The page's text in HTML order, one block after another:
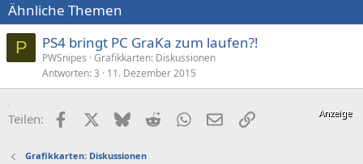
Ähnliche Themen
P PS4 bringt PC GraKa zum laufen?!
PWSnipes Grafikkarten: Diskussionen
Antworten 3 11. Dezember 2015
Teilen: FacebookX (Twitter)
BlueskyRedditWhatsApp
E-MailLink
Grafikkarten: Diskussionen